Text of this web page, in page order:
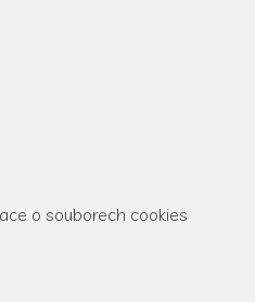
o souborech cookies